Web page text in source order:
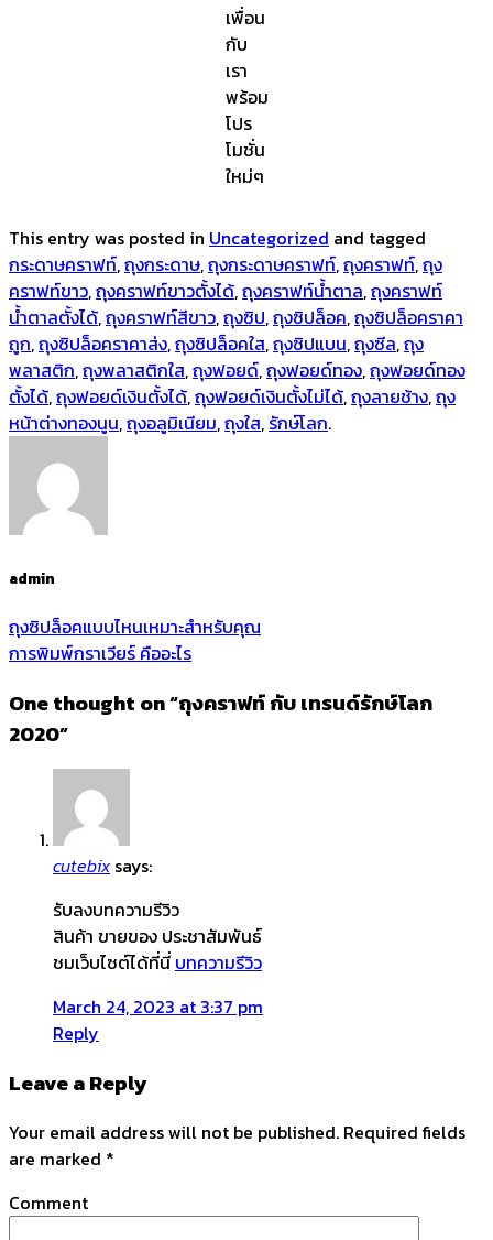
เพื่อน
กับ
เรา
พร้อม
โปร
โมชั่น
ใหม่ๆ
This entry was posted in Uncategorized and tagged
กระดาษคราฟท์,ถุงกระดาษ,ถุงกระดาษคราฟท์,ถุงคราฟท์,ถุง
คราฟท์ขาว,ถุงคราฟท์ขาวตั้งได้,ถุงคราฟท์น้ำตาล,ถุงคราฟท์
น้ำตาลตั้งได้,ถุงคราฟท์สีขาว,ถุงซิป,ถุงซิปล็อค,ถุงซิปล็อคราคา
ถูก,ถุงซิปล็อคราคาส่ง,ถุงซิปล็อคใส,ถุงซิปแบน,ถุงซีล,ถุง
พลาสติก,ถุงพลาสติกใส,ถุงฟอยด์,ถุงฟอยด์ทอง,ถุงฟอยด์ทอง
ตั้งได้,ถุงฟอยด์เงินตั้งได้,ถุงฟอยด์เงินตั้งไม่ได้,ถุงลายช้าง,ถุง
หน้าต่างทองนูน,ถุงอลูมิเนียม,ถุงใส, รักษ์โลก.
admin
ถุงซิปล็อคแบบไหนเหมาะสำหรับคุณ
การพิมพ์กราเวียร์ คืออะไร
One thought on “ถุงคราฟท์ กับ เทรนด์รักษ์โลก
2020”
cutebix says:
รับลงบทความรีวิว
สินค้า ขายของ ประชาสัมพันธ์
ชมเว็บไซต์ได้ที่นี่ บทความรีวิว
March 24, 2023 at 3:37 pm
Reply
Leave a Reply
Your email address will not be published. Required fields
are marked *
Comment